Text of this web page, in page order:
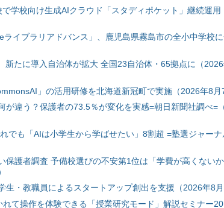
学校向け生成AIクラウド「スタディポケット」継続運用
イブラリアドバンス」、鹿児島県霧島市の全小中学校
新たに導入自治体が拡大 全国23自治体・65拠点に（2026
」の活用研修を北海道新冠町で実施（2026年8月7
が違う？保護者の73.5％が変化を実感=朝日新聞社調べ=
でも「AIは小学生から学ばせたい」8割超 =塾選ジャー
保護者調査 予備校選びの不安第1位は「学費が高くない
生・教職員によるスタートアップ創出を支援（2026年8月
て操作を体験できる「授業研究モード」解説セミナー